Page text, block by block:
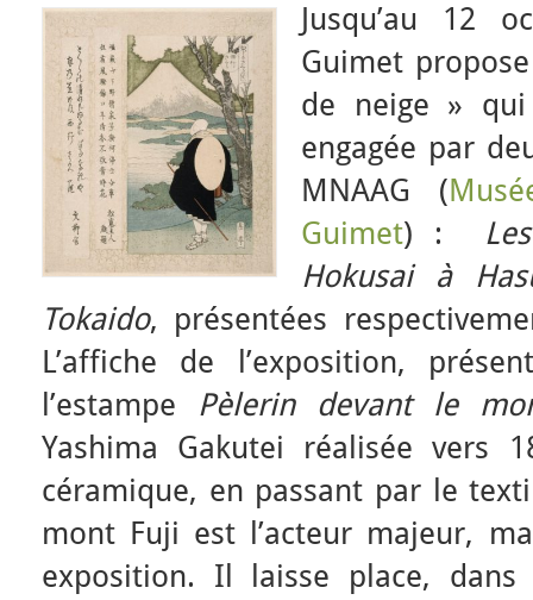
Jusqu’au 12
Guimet
de neige »
engagée par
MNAAG (
Guimet) :
Hokusai à
Tokaido, présentées
L’affiche de l’exposition,
l’estampe Pèlerin devant le
Yashima Gakutei réalisée vers
céramique, en passant par le
mont Fuji est l’acteur majeur,
exposition. Il laisse place,